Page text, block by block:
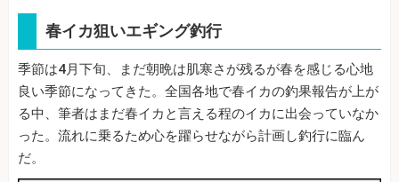
春イカ狙いエギング釣行
季節は4月下旬、まだ朝晩は肌寒さが残るが春を感じる心地
良い季節になってきた。全国各地で春イカの釣果報告が上が
る中、筆者はまだ春イカと言える程のイカに出会っていなか
った。流れに乗るため心を躍らせながら計画し釣行に臨ん
だ。